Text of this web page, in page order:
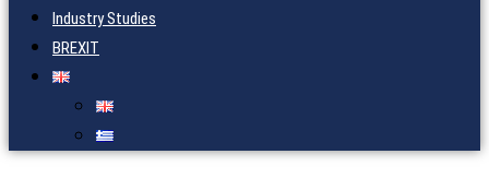
Industry Studies
BREXIT